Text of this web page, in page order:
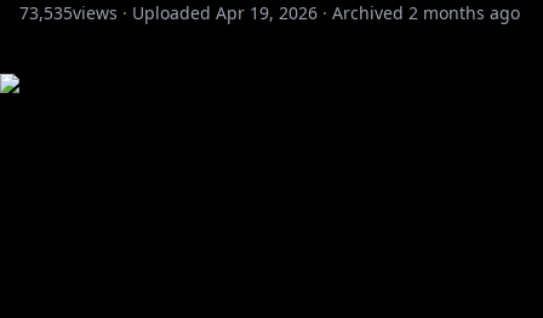
73,535views · Uploaded Apr 19, 2026 · Archived 2 months ago